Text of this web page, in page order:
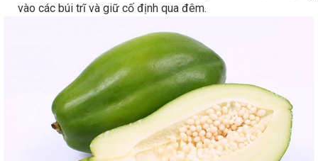
vào các búi trĩ và giữ cố định qua đêm.